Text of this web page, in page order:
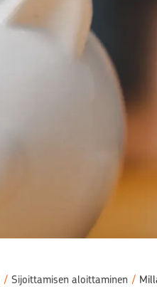
/ Sijoittamisen aloittaminen /